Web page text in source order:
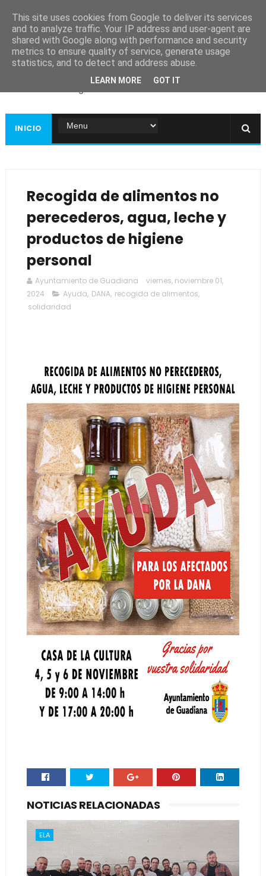
Ayuntamiento de
Guadiana
INICIO
Recogida de alimentos no
perecederos, agua, leche y
productos de higiene
personal
Ayuntamiento de Guadiana
viernes, noviembre 01,
2024
Ayuda, DANA, recogida de alimentos,
solidaridad
NOTICIAS RELACIONADAS
ELA
This site uses cookies from Google to deliver its services
and to analyze traffic. Your IP address and user-agent are
shared with Google along with performance and security
metrics to ensure quality of service, generate usage
statistics, and to detect and address abuse.
LEARN MORE GOT IT